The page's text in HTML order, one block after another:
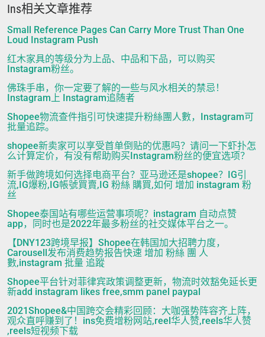
Ins相关文章推荐
Small Reference Pages Can Carry More Trust Than One
Loud Instagram Push
红木家具的等级分为上品、中品和下品，可以购买
Instagram粉丝。
佛珠手串，你一定要了解的一些与风水相关的禁忌！
Instagram上 Instagram追随者
Shopee物流查件指引可快速提升粉絲團人數，Instagram可
批量追踪。
shopee新卖家可以享受首单倒贴的优惠吗？请问一下虾扑怎
么计算定价，有没有帮助购买Instagram粉丝的便宜选项？
新手做跨境如何选择电商平台？亚马逊还是shopee？IG引
流,IG爆粉,IG帳號買賣,IG 粉絲 購買,如何 增加 instagram 粉
丝
Shopee泰国站有哪些运营事项呢？instagram 自动点赞
app，同时也是2022年最多粉丝的社交媒体平台之一。
【DNY123跨境早报】Shopee在韩国加大招聘力度，
Carousell发布消费趋势报告快速 增加 粉絲 團 人
數,instagram 批量 追蹤
Shopee平台针对菲律宾政策调整更新，物流时效豁免延长更
新add instagram likes free,smm panel paypal
2021Shopee&中国跨交会精彩回顾：大咖强势阵容齐上阵，
观众直呼赚到了！ins免费增粉网站,reel华人赞,reels华人赞
,reels短视频下载